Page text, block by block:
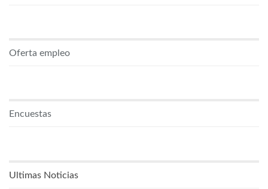
Oferta empleo
Encuestas
Ultimas Noticias